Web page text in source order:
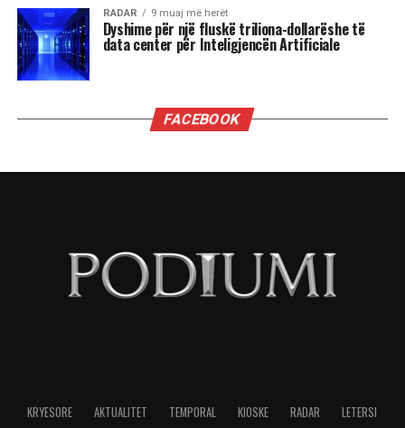
disa që janë edhe fytyra të reja. Por nuk është se
ka ndonjë rëndësi të madhe.
Ministrat kanë rëndësi kur ata kanë
autonomi për të vepruar, e për të treguar se
sa vlejnë, dhe ky nuk është rasti i ministrave
Ramës, dhe aq.
Edi Rama është lider absolut, që delegon pushtet
njoftonte emrat e kabinetit asnjëri prej atyre